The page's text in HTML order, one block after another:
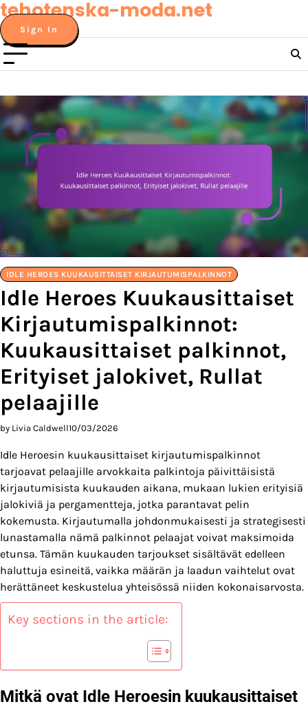
Skip
to
content
tehotenska-moda.net
Sign In
IDLE HEROES KUUKAUSITTAISET KIRJAUTUMISPALKINNOT
Idle Heroes Kuukausittaiset
Kirjautumispalkinnot:
Kuukausittaiset palkinnot,
Erityiset jalokivet, Rullat
pelaajille
by Livia Caldwell10/03/2026
Idle Heroesin kuukausittaiset kirjautumispalkinnot
tarjoavat pelaajille arvokkaita palkintoja päivittäisistä
kirjautumisista kuukauden aikana, mukaan lukien erityisiä
jalokiviä ja pergamentteja, jotka parantavat pelin
kokemusta. Kirjautumalla johdonmukaisesti ja strategisesti
lunastamalla nämä palkinnot pelaajat voivat maksimoida
etunsa. Tämän kuukauden tarjoukset sisältävät edelleen
haluttuja esineitä, vaikka määrän ja laadun vaihtelut ovat
herättäneet keskustelua yhteisössä niiden kokonaisarvosta.
Key sections in the article:
Mitkä ovat Idle Heroesin kuukausittaiset